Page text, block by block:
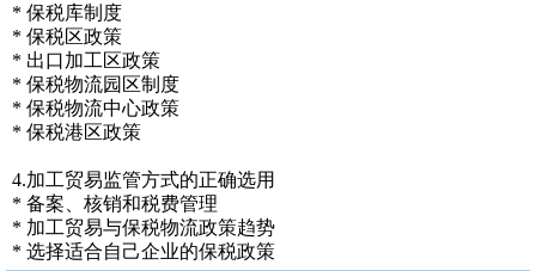
* 保税库制度
* 保税区政策
* 出口加工区政策
* 保税物流园区制度
* 保税物流中心政策
* 保税港区政策
4.加工贸易监管方式的正确选用
* 备案、核销和税费管理
* 加工贸易与保税物流政策趋势
* 选择适合自己企业的保税政策